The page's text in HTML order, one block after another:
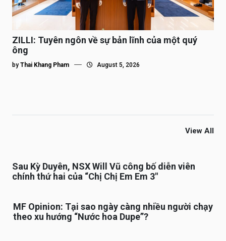
ZILLI: Tuyên ngôn về sự bản lĩnh của một quý
ông
by Thai Khang Pham August 5, 2026
View All
Sau Kỳ Duyên, NSX Will Vũ công bố diễn viên
chính thứ hai của “Chị Chị Em Em 3″
MF Opinion: Tại sao ngày càng nhiều người chạy
theo xu hướng “Nước hoa Dupe”?